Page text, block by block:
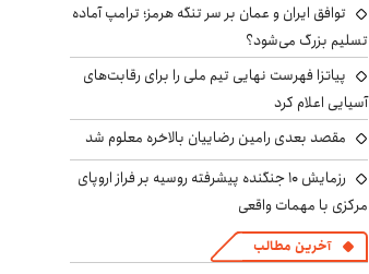
توافق ایران و عمان بر سر تنگه هرمز؛ ترامپ آماده
تسلیم بزرگ می‌شود؟
پیاتزا فهرست نهایی تیم ملی را برای رقابت‌های
آسیایی اعلام کرد
مقصد بعدی رامین رضاییان بالاخره معلوم شد
رزمایش ۱۰ جنگنده پیشرفته روسیه بر فراز اروپای
مرکزی با مهمات واقعی
آخرین مطالب